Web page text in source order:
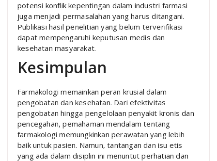
potensi konflik kepentingan dalam industri farmasi
juga menjadi permasalahan yang harus ditangani.
Publikasi hasil penelitian yang belum terverifikasi
dapat mempengaruhi keputusan medis dan
kesehatan masyarakat.
Kesimpulan
Farmakologi memainkan peran krusial dalam
pengobatan dan kesehatan. Dari efektivitas
pengobatan hingga pengelolaan penyakit kronis dan
pencegahan, pemahaman mendalam tentang
farmakologi memungkinkan perawatan yang lebih
baik untuk pasien. Namun, tantangan dan isu etis
yang ada dalam disiplin ini menuntut perhatian dan